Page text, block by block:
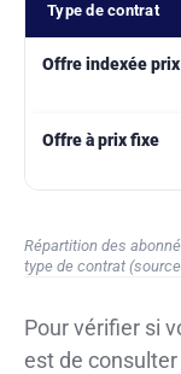
Type de contrat
Offre indexée
Offre à prix fixe
Répartition des
type de contrat
Pour vérifier si
est de